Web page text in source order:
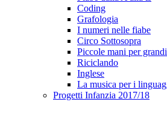
Coding
Grafologia
I numeri nelle fiabe
Circo Sottosopra
Piccole mani per
Riciclando
Inglese
La musica per i
Progetti Infanzia 2017/18